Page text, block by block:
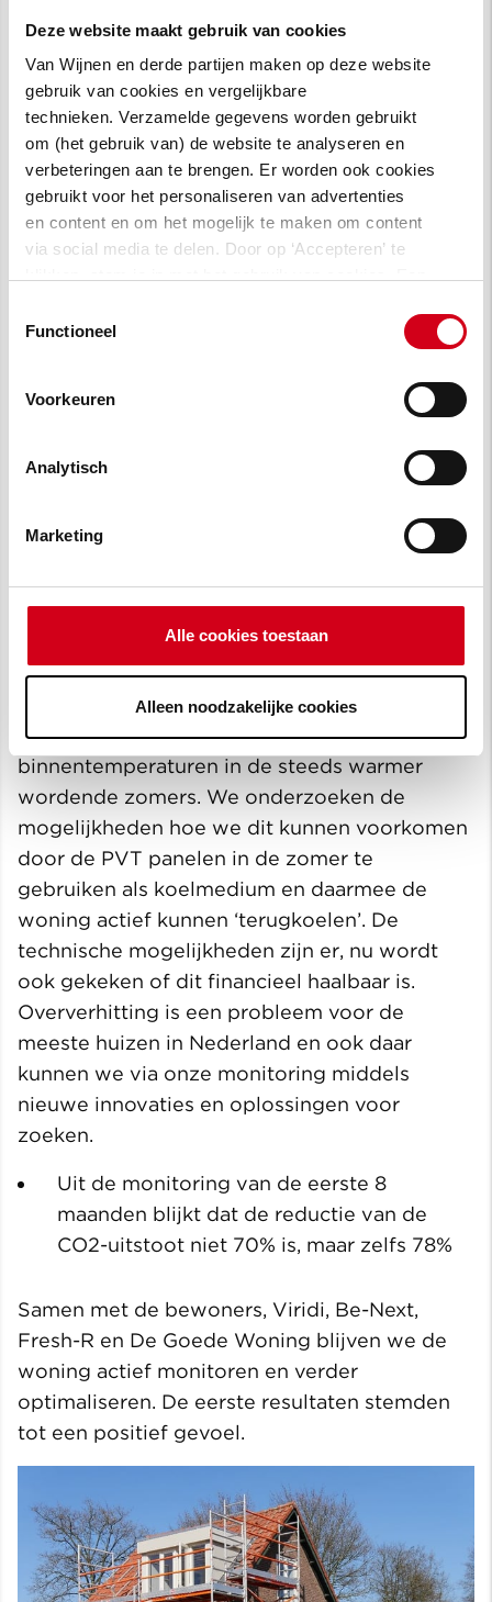
Deze website maakt gebruik van cookies
Van Wijnen en derde partijen maken op deze website
gebruik van cookies en vergelijkbare
technieken. Verzamelde gegevens worden gebruikt
om (het gebruik van) de website te analyseren en
verbeteringen aan te brengen. Er worden ook cookies
gebruikt voor het personaliseren van advertenties
en content en om het mogelijk te maken om content
via social media te delen. Door op ‘Accepteren’ te
vragen lees je in
Functioneel
Voorkeuren
Analytisch
Marketing
Alle cookies toestaan
Alleen noodzakelijke cookies
op te pakken.
Inzichten tot nu toe:
In de zomer van 2020 konden we de
tussenbalans opmaken en de eerste inzichten
delen. Na één jaar de woning te monitoren
hebben we periodiek geëvalueerd hoe we
omgaan met de inzichten uit de monitoring.
De PV opwekking loopt achter door een
omwisselen van PVT panelen.
In de daarop volgende maanden konden we
dat we een herijking moesten doen van de te
In de zomermaanden is de
binnentemperatuur lastig te reguleren
Een bekend probleem bij goed geïsoleerde
woningen zijn de (te) hoge
binnentemperaturen in de steeds warmer
wordende zomers. We onderzoeken de
mogelijkheden hoe we dit kunnen voorkomen
door de PVT panelen in de zomer te
gebruiken als koelmedium en daarmee de
woning actief kunnen ‘terugkoelen’. De
technische mogelijkheden zijn er, nu wordt
ook gekeken of dit financieel haalbaar is.
Oververhitting is een probleem voor de
meeste huizen in Nederland en ook daar
kunnen we via onze monitoring middels
nieuwe innovaties en oplossingen voor
zoeken.
Uit de monitoring van de eerste 8
maanden blijkt dat de reductie van de
CO2-uitstoot niet 70% is, maar zelfs 78%
Samen met de bewoners, Viridi, Be-Next,
Fresh-R en De Goede Woning blijven we de
woning actief monitoren en verder
optimaliseren. De eerste resultaten stemden
tot een positief gevoel.